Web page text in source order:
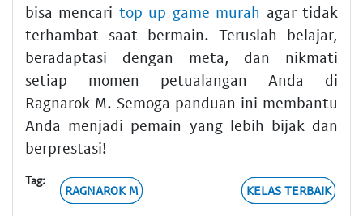
bisa mencari top up game murah agar tidak
terhambat saat bermain. Teruslah belajar,
beradaptasi dengan meta, dan nikmati
setiap momen petualangan Anda di
Ragnarok M. Semoga panduan ini membantu
Anda menjadi pemain yang lebih bijak dan
berprestasi!
Tag:
RAGNAROK M KELAS TERBAIK